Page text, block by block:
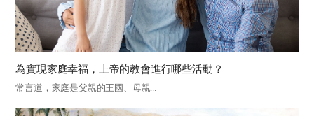
為實現家庭幸福，上帝的教會進行哪些活動？
常言道，家庭是父親的王國、母親...